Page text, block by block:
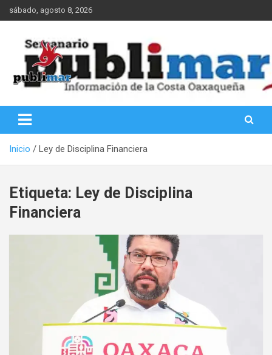
Saltar
al
sábado, agosto 8, 2026
PubliMar
Inicio Ley de Disciplina Financiera
Etiqueta: Ley de Disciplina
Financiera